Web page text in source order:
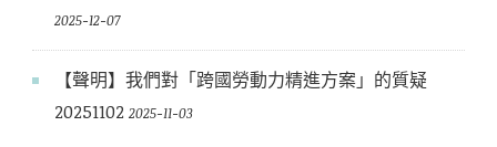
2025-12-07
【聲明】我們對「跨國勞動力精進方案」的質疑
20251102 2025-11-03